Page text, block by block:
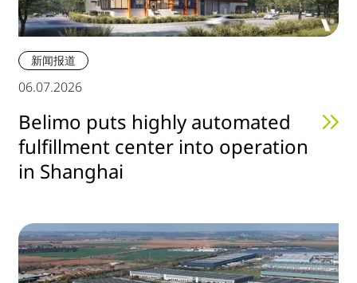
新闻报道
06.07.2026
Belimo puts highly automated
fulfillment center into operation
in Shanghai